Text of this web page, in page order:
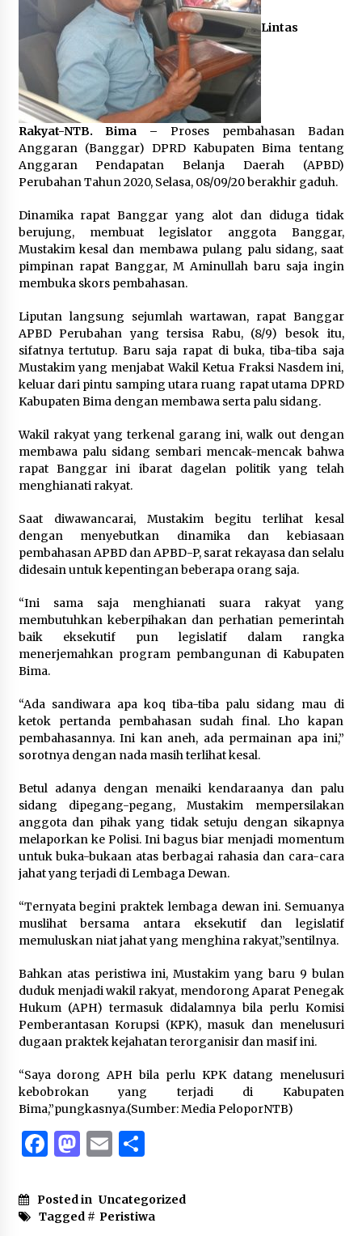
Batu yang Dulunya Mengganggu, Kini Jadi
Berkah Bagi Petani Desa Mpuri
2 minggu ago
Sambut Hari Anak 2026 Bertema “21 Kambeke
Anak”, Babinkamtibmas Desa Ta’a dan Babinsa
Desa Ta’a Gelar Patroli KambekeMalam
3 minggu ago
Pelarian terduga Otak Curanmor di Kecamatan
kempo, Berakhir di tangan Tim Opsnal Polsek
3 minggu ago
Tim Opsnal Polsek Kempo Amankan salah satu
Terduga Curanmor yang sempat jadi DPO
selama Sepekan
Tim Opsnal Polsek Kempo Amankan salah satu
Terduga Curanmor yang sempat jadi DPO
selama Sepekan
3 minggu ago
Sekjen GTKN Desak Revisi PermenPANRB
Nasib PPPK Paruh Waktu di Tengah
Keterbatasan Fiskal Daerah
3 minggu ago
Polsek Pekat Kawal Aksi Petani Tebu Secara
Humanis, Dialog dengan PT SMS Hasilkan
4 minggu ago
SATRESNARKOBA POLRES DOMPU AMANKAN
TERDUGA PELAKU NARKOTIKA DI KECAMATAN
1 bulan ago
Lintas
Rakyat-NTB. Bima – Proses pembahasan Badan
Anggaran (Banggar) DPRD Kabupaten Bima tentang
Anggaran Pendapatan Belanja Daerah (APBD)
Perubahan Tahun 2020, Selasa, 08/09/20 berakhir gaduh.
Dinamika rapat Banggar yang alot dan diduga tidak
berujung, membuat legislator anggota Banggar,
Mustakim kesal dan membawa pulang palu sidang, saat
pimpinan rapat Banggar, M Aminullah baru saja ingin
membuka skors pembahasan.
Liputan langsung sejumlah wartawan, rapat Banggar
APBD Perubahan yang tersisa Rabu, (8/9) besok itu,
sifatnya tertutup. Baru saja rapat di buka, tiba-tiba saja
Mustakim yang menjabat Wakil Ketua Fraksi Nasdem ini,
keluar dari pintu samping utara ruang rapat utama DPRD
Kabupaten Bima dengan membawa serta palu sidang.
Wakil rakyat yang terkenal garang ini, walk out dengan
membawa palu sidang sembari mencak-mencak bahwa
rapat Banggar ini ibarat dagelan politik yang telah
menghianati rakyat.
Saat diwawancarai, Mustakim begitu terlihat kesal
dengan menyebutkan dinamika dan kebiasaan
pembahasan APBD dan APBD-P, sarat rekayasa dan selalu
didesain untuk kepentingan beberapa orang saja.
“Ini sama saja menghianati suara rakyat yang
membutuhkan keberpihakan dan perhatian pemerintah
baik eksekutif pun legislatif dalam rangka
menerjemahkan program pembangunan di Kabupaten
Bima.
“Ada sandiwara apa koq tiba-tiba palu sidang mau di
ketok pertanda pembahasan sudah final. Lho kapan
pembahasannya. Ini kan aneh, ada permainan apa ini,”
sorotnya dengan nada masih terlihat kesal.
Betul adanya dengan menaiki kendaraanya dan palu
sidang dipegang-pegang, Mustakim mempersilakan
anggota dan pihak yang tidak setuju dengan sikapnya
melaporkan ke Polisi. Ini bagus biar menjadi momentum
untuk buka-bukaan atas berbagai rahasia dan cara-cara
jahat yang terjadi di Lembaga Dewan.
“Ternyata begini praktek lembaga dewan ini. Semuanya
muslihat bersama antara eksekutif dan legislatif
memuluskan niat jahat yang menghina rakyat,”sentilnya.
Bahkan atas peristiwa ini, Mustakim yang baru 9 bulan
duduk menjadi wakil rakyat, mendorong Aparat Penegak
Hukum (APH) termasuk didalamnya bila perlu Komisi
Pemberantasan Korupsi (KPK), masuk dan menelusuri
dugaan praktek kejahatan terorganisir dan masif ini.
“Saya dorong APH bila perlu KPK datang menelusuri
kebobrokan yang terjadi di Kabupaten
Bima,”pungkasnya.(Sumber: Media PeloporNTB)
Facebook
Mastodon
EmailShare
Posted in Uncategorized
Tagged # Peristiwa